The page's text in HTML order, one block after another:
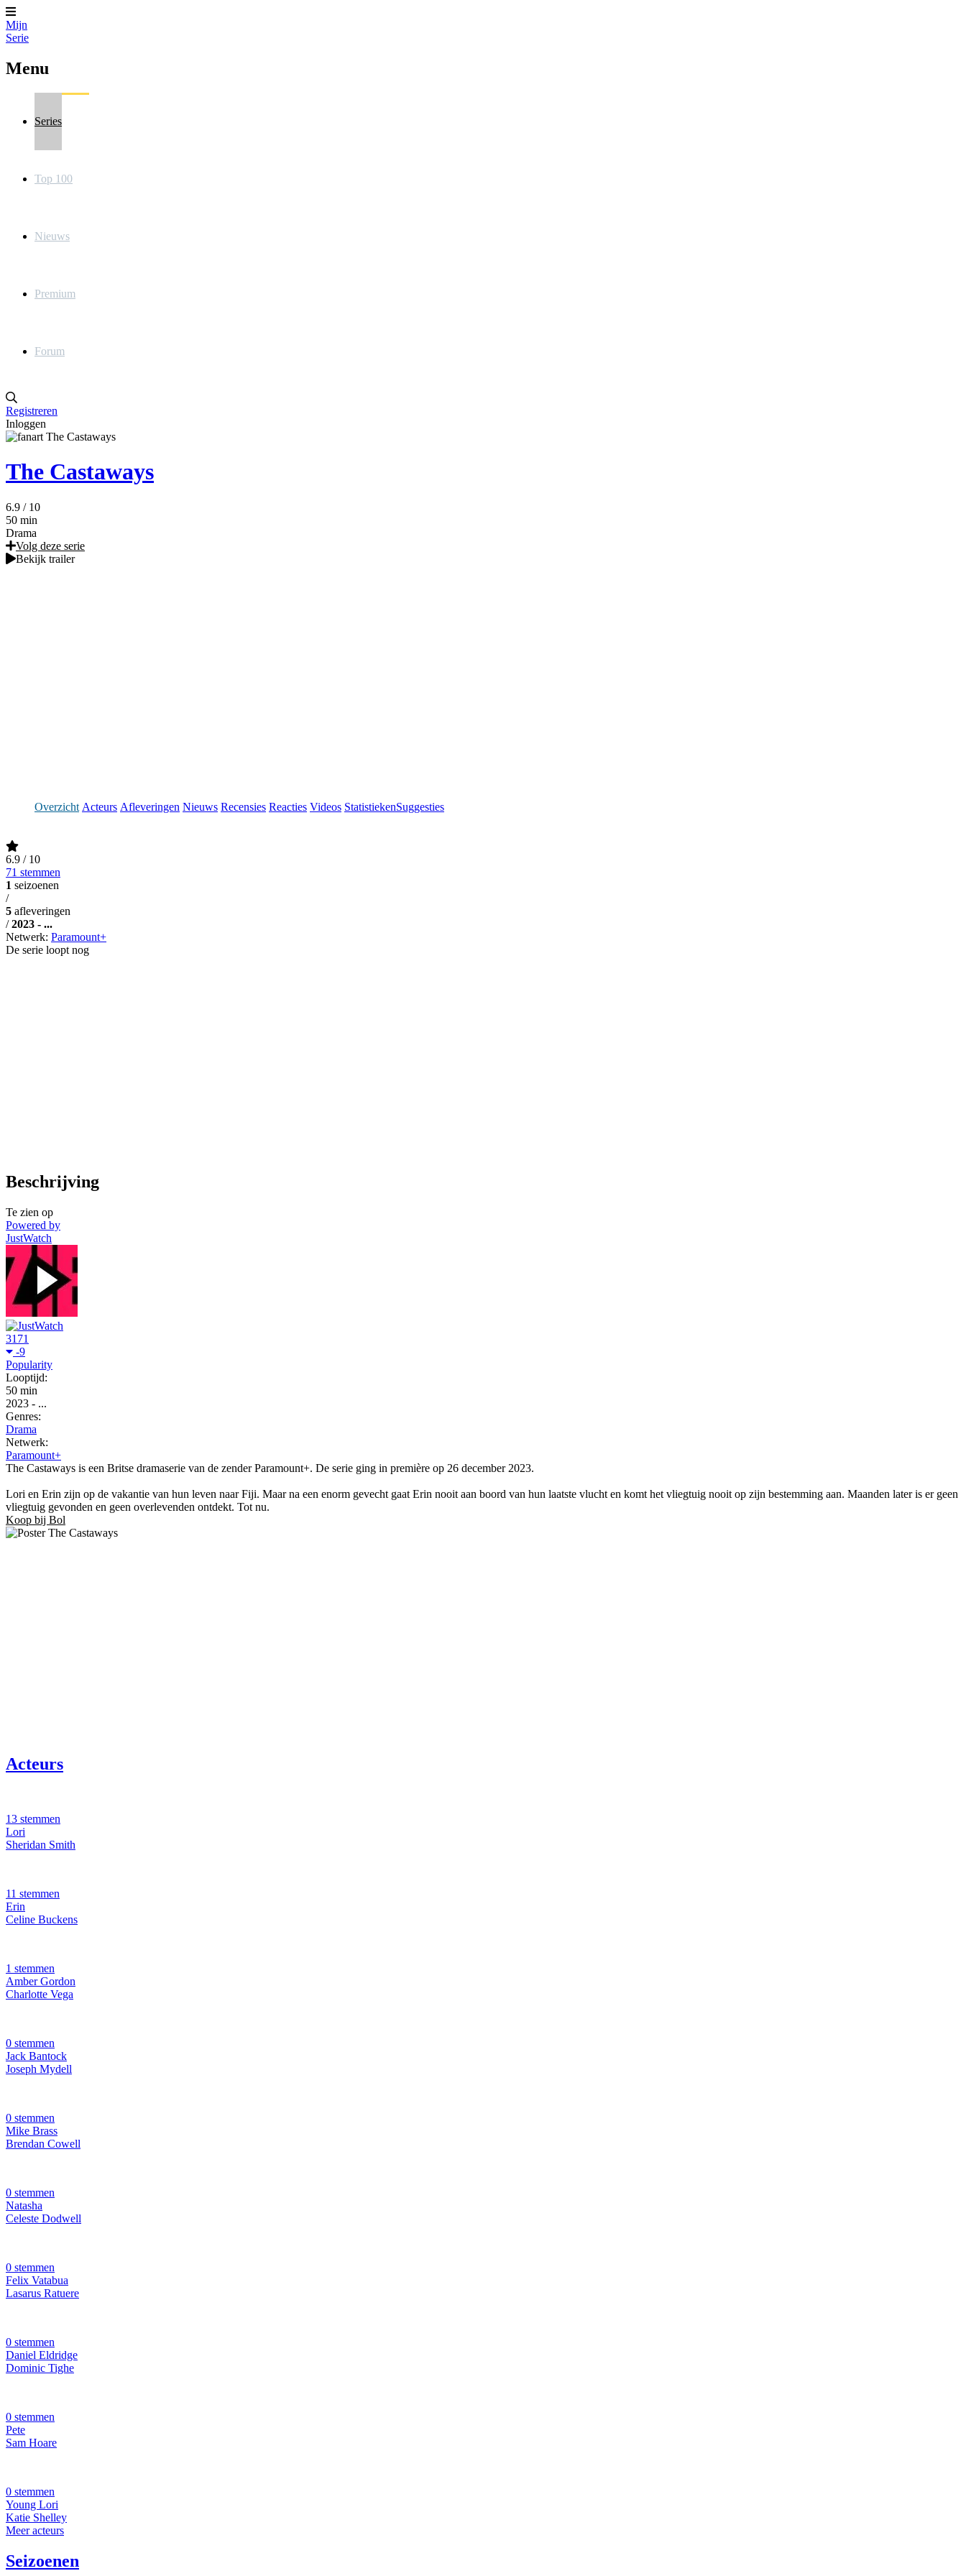
Mijn
Serie
Menu
Series
Top 100
Nieuws
Premium
Forum
Registreren
Inloggen
The Castaways
6.9 / 10
50 min
Drama
Volg deze serie
Bekijk trailer
Overzicht Acteurs Afleveringen Nieuws Recensies Reacties Videos StatistiekenSuggesties
6.9 / 10
71 stemmen
1 seizoenen
/
5 afleveringen
/ 2023 - ...
Netwerk: Paramount+
De serie loopt nog
Beschrijving
Te zien op
Powered by
JustWatch
3171
-9
Popularity
Looptijd:
50 min
2023 - ...
Genres:
Drama
Netwerk:
Paramount+
The Castaways is een Britse dramaserie van de zender Paramount+. De serie ging in première op 26 december 2023.
Lori en Erin zijn op de vakantie van hun leven naar Fiji. Maar na een enorm gevecht gaat Erin nooit aan boord van hun laatste vlucht en komt het vliegtuig nooit op zijn bestemming aan. Maanden later is er geen
vliegtuig gevonden en geen overlevenden ontdekt. Tot nu.
Koop bij Bol
Acteurs
13 stemmen
Lori
Sheridan Smith
11 stemmen
Erin
Celine Buckens
1 stemmen
Amber Gordon
Charlotte Vega
0 stemmen
Jack Bantock
Joseph Mydell
0 stemmen
Mike Brass
Brendan Cowell
0 stemmen
Natasha
Celeste Dodwell
0 stemmen
Felix Vatabua
Lasarus Ratuere
0 stemmen
Daniel Eldridge
Dominic Tighe
0 stemmen
Pete
Sam Hoare
0 stemmen
Young Lori
Katie Shelley
Meer acteurs
Seizoenen